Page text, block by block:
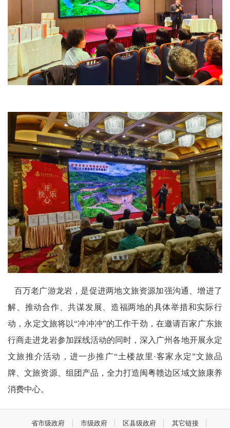
百万老广游龙岩，是促进两地文旅资源加强沟通、增进了
解、推动合作、共谋发展、造福两地的具体举措和实际行
动，永定文旅将以“冲冲冲”的工作干劲，在邀请百家广东旅
行商走进龙岩参加踩线活动的同时，深入广州各地开展永定
文旅推介活动，进一步推广“土楼故里·客家永定”文旅品
牌、文旅资源、组团产品，全力打造闽粤赣边区域文旅康养
消费中心。
省市级政府 市级政府 区县级政府 其它链接